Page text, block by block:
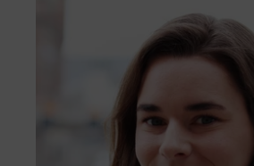
na przyrodę oraz podejmujemy
zdecydowane działania w
naszego celu, jakim jest
roku farm wiatrowych i
pozytywnym wpływie na
Nasze projekty są
przez nas skargi będą
szacunkiem, obiektywnie i
Przejdź do formularza